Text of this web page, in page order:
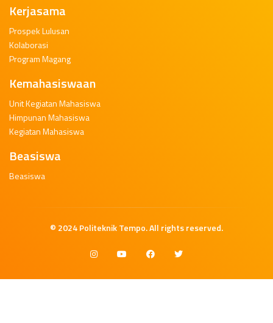
Kerjasama
Prospek Lulusan
Kolaborasi
Program Magang
Kemahasiswaan
Unit Kegiatan Mahasiswa
Himpunan Mahasiswa
Kegiatan Mahasiswa
Beasiswa
Beasiswa
© 2024Politeknik Tempo. All rights reserved.